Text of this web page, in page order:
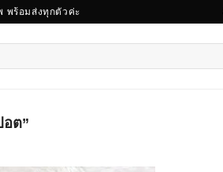
พร้อมส่งทุกตัวค่ะ
ต”